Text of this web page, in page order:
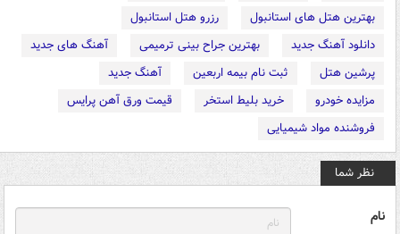
بهترین هتل های استانبول
رزرو هتل استانبول
دانلود آهنگ جدید
بهترین جراح بینی ترمیمی
آهنگ های جدید
پرشین هتل
ثبت نام بیمه اربعین
آهنگ جدید
مزایده خودرو
خرید بلیط استخر
قیمت ورق آهن پرایس
فروشنده مواد شیمیایی
نظر شما
نام